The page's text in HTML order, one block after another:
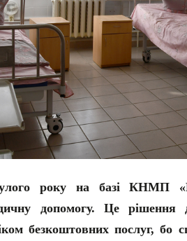
року на базі КНМП
допомогу. Це рішення
безкоштовних послуг, бо